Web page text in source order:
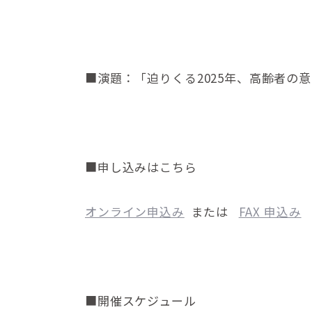
■演題：「迫りくる2025年、高齢者の意
■申し込みはこちら
オンライン申込み または FAX 申込み
■開催スケジュール